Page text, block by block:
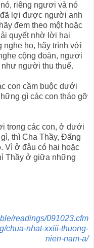
riêng ngươi và nó
lợi được người anh
đem theo một hoặc
quyết nhờ lời hai
nghe họ, hãy trình với
cộng đoàn, ngươi
người thu thuế.
con cầm buộc dưới
gì các con tháo gỡ
trong các con, ở dưới
thì Cha Thầy, Ðấng
Vì ở đâu có hai hoặc
Thầy ở giữa những
readings/091023.cfm
chua-nhat-xxiii-thuong-
nien-nam-a/